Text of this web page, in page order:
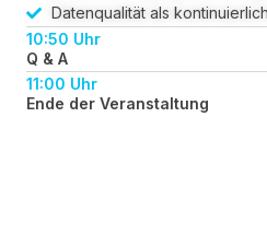
Datenqualität als
10:50 Uhr
Q & A
11:00 Uhr
Ende der Veranstaltung